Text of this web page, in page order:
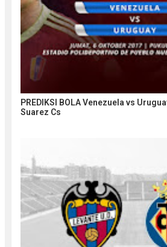
PREDIKSI BOLA Venezuela vs
Suarez Cs